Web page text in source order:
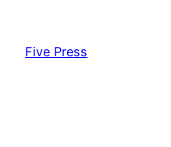
content
Five Press